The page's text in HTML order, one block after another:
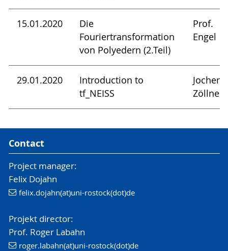
15.01.2020
Die
Fouriertransformation
von Polyedern (2.Teil)
Prof.
Engel
29.01.2020
Introduction to
tf_NEISS
Jochen
Zöllner
Contact
Project manager:
Felix Dojahn
felix.dojahn(at)uni-rostock(dot)de
Projekt director:
Prof. Roger Labahn
roger.labahn(at)uni-rostock(dot)de